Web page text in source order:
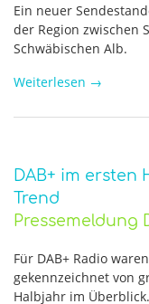
Ein neuer
der Region zwischen
Schwäbischen Alb.
Weiterlesen →
DAB+ im ersten
Trend
Pressemeldung
Für DAB+ Radio
gekennzeichnet von
Halbjahr im Überblick.